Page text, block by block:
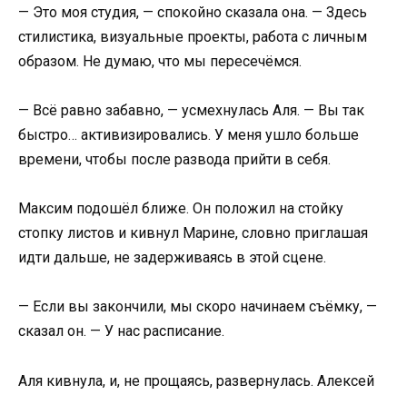
— Это моя студия, — спокойно сказала она. — Здесь
стилистика, визуальные проекты, работа с личным
образом. Не думаю, что мы пересечёмся.
— Всё равно забавно, — усмехнулась Аля. — Вы так
быстро… активизировались. У меня ушло больше
времени, чтобы после развода прийти в себя.
Максим подошёл ближе. Он положил на стойку
стопку листов и кивнул Марине, словно приглашая
идти дальше, не задерживаясь в этой сцене.
— Если вы закончили, мы скоро начинаем съёмку, —
сказал он. — У нас расписание.
Аля кивнула, и, не прощаясь, развернулась. Алексей